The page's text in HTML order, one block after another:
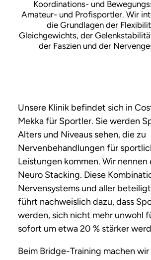
Koordinations- und
Amateur- und Profisportler. Wir
die Grundlagen der
Gleichgewichts, der
der Faszien und der
Unsere Klinik befindet sich in
Mekka für Sportler. Sie werden
Alters und Niveaus sehen, die zu
Nervenbehandlungen für
Leistungen kommen. Wir nennen
Neuro Stacking. Diese
Nervensystems und aller
führt nachweislich dazu, dass
werden, sich nicht mehr unwohl
sofort um etwa 20 % stärker
Beim Bridge-Training machen